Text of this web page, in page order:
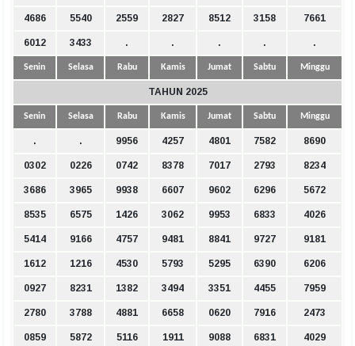
4686 5540 2559 2827 8512 3158 7661
6012 3433 . . . . .
Senin Selasa Rabu Kamis Jumat Sabtu Minggu
TAHUN 2025
Senin Selasa Rabu Kamis Jumat Sabtu Minggu
. . 9956 4257 4801 7582 8690
0302 0226 0742 8378 7017 2793 8234
3686 3965 9938 6607 9602 6296 5672
8535 6575 1426 3062 9953 6833 4026
5414 9166 4757 9481 8841 9727 9181
1612 1216 4530 5793 5295 6390 6206
0927 8231 1382 3494 3351 4455 7959
2780 3788 4881 6658 0620 7916 2473
0859 5872 5116 1911 9088 6831 4029